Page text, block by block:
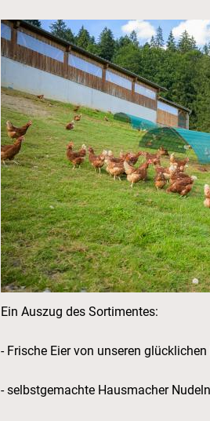
Ein Auszug des Sortimentes:
- Frische Eier von unseren glücklichen
- selbstgemachte Hausmacher